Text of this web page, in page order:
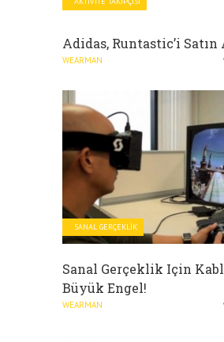
Adidas, Runtastic’i Satın
WEARMAN
SANAL GERÇEKLIK
Sanal Gerçeklik Için
Büyük Engel!
WEARMAN